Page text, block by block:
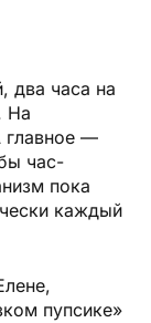
два часа на
На
главное —
час-
пока
каждый
пупсике»